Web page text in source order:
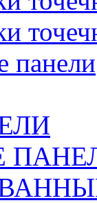
панели